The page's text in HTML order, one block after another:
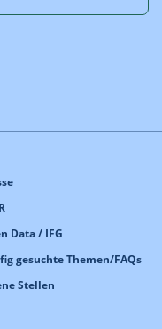
Data / IFG
gesuchte Themen/FAQs
Stellen